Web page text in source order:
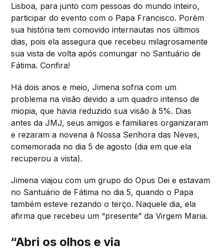
Lisboa, para junto com pessoas do mundo inteiro,
participar do evento com o Papa Francisco. Porém
sua história tem comovido internautas nos últimos
dias, pois ela assegura que recebeu milagrosamente
sua vista de volta após comungar no Santuário de
Fátima. Confira!
Há dois anos e meio, Jimena sofria com um
problema na visão devido a um quadro intenso de
miopia, que havia reduzido sua visão à 5%. Dias
antes da JMJ, seus amigos e familiares organizaram
e rezaram a novena à Nossa Senhora das Neves,
comemorada no dia 5 de agosto (dia em que ela
recuperou a vista).
Jimena viajou com um grupo do Opus Dei e estavam
no Santuário de Fátima no dia 5, quando o Papa
também esteve rezando o terço. Naquele dia, ela
afirma que recebeu um “presente” da Virgem Maria.
“Abri os olhos e via